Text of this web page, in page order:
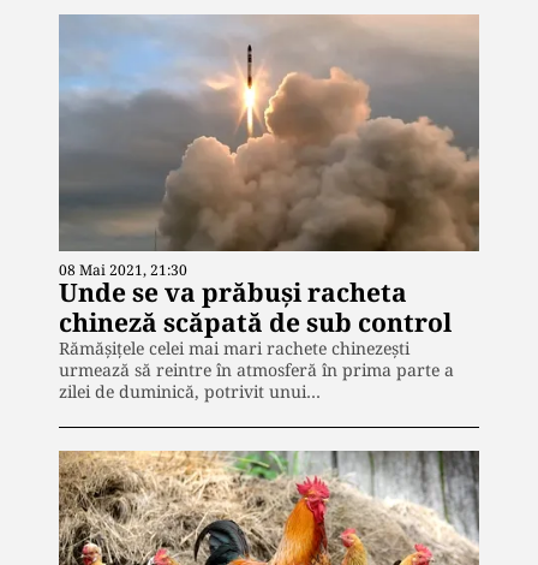
08 Mai 2021, 21:30
Unde se va prăbuși racheta
chineză scăpată de sub control
Rămășițele celei mai mari rachete chinezești
urmează să reintre în atmosferă în prima parte a
zilei de duminică, potrivit unui…